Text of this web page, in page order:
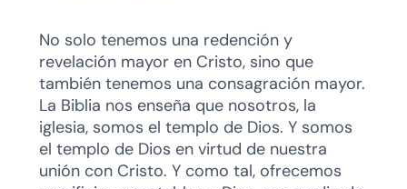
No solo tenemos una redención y
revelación mayor en Cristo, sino que
también tenemos una consagración mayor.
La Biblia nos enseña que nosotros, la
iglesia, somos el templo de Dios. Y somos
el templo de Dios en virtud de nuestra
unión con Cristo. Y como tal, ofrecemos